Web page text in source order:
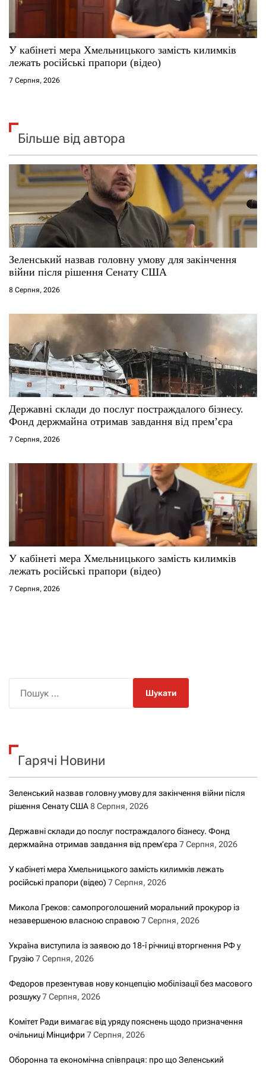
У кабінеті мера Хмельницького замість килимків
лежать російські прапори (відео)
7 Серпня, 2026
Більше від автора
Зеленський назвав головну умову для закінчення
війни після рішення Сенату США
8 Серпня, 2026
Державні склади до послуг постраждалого бізнесу.
Фонд держмайна отримав завдання від прем’єра
7 Серпня, 2026
У кабінеті мера Хмельницького замість килимків
лежать російські прапори (відео)
7 Серпня, 2026
к
Гарячі Новини
Зеленський назвав головну умову для закінчення війни після
рішення Сенату США8 Серпня, 2026
Державні склади до послуг постраждалого бізнесу. Фонд
держмайна отримав завдання від прем’єра 7 Серпня, 2026
У кабінеті мера Хмельницького замість килимків лежать
російські прапори (відео) 7 Серпня, 2026
Микола Греков: самопроголошений моральний прокурор із
незавершеною власною справою7 Серпня, 2026
Україна виступила із заявою до 18-ї річниці вторгнення РФ у
Грузію7 Серпня, 2026
Федоров презентував нову концепцію мобілізації без масового
розшуку7 Серпня, 2026
Комітет Ради вимагає від уряду пояснень щодо призначення
очільниці Мінцифри 7 Серпня, 2026
Оборонна та економічна співпраця: про що Зеленський